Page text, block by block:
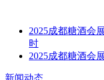
2025成都糖酒会
时
2025成都糖酒会
新闻动态